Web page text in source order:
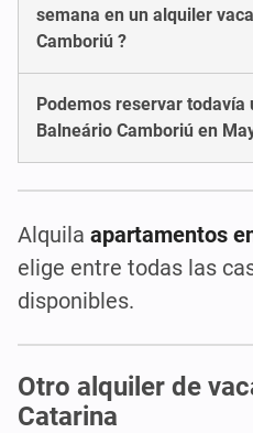
semana en un alquiler
Camboriú ?
Podemos reservar todavía
Balneário Camboriú en
Alquila apartamentos
elige entre todas las
disponibles.
Otro alquiler de
Catarina